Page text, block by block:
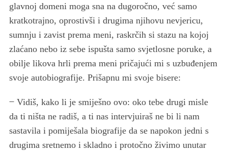
glavnoj domeni moga sna na dugoročno, već samo
kratkotrajno, oprostivši i drugima njihovu nevjericu,
sumnju i zavist prema meni, raskrčih si stazu na kojoj
zlaćano nebo iz sebe ispušta samo svjetlosne poruke, a
obilje likova hrli prema meni pričajući mi s uzbuđenjem
svoje autobiografije. Prišapnu mi svoje bisere:
̶ Vidiš, kako li je smiješno ovo: oko tebe drugi misle
da ti ništa ne radiš, a ti nas intervjuiraš ne bi li nam
sastavila i pomiješala biografije da se napokon jedni s
drugima sretnemo i skladno i protočno živimo unutar
r
c
h
f
r
: